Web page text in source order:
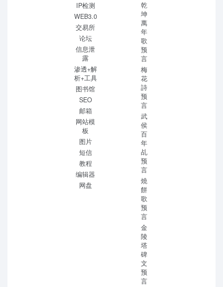
IP检测
WEB3.0
交易所
论坛
信息泄
露
渗透+解
析+工具
图书馆
SEO
邮箱
网站模
板
图片
短信
教程
编辑器
网盘
乾
坤
萬
年
歌
预
言
梅
花
詩
预
言
武
侯
百
年
乩
预
言
燒
餅
歌
预
言
金
陵
塔
碑
文
预
言